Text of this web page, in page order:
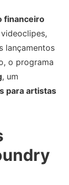
financeiro
lançamentos
o programa
, um
para artistas